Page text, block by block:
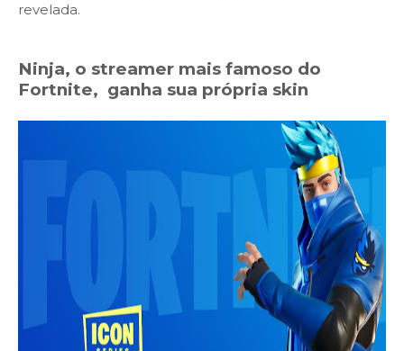
revelada.
Ninja, o streamer mais famoso do
Fortnite, ganha sua própria skin